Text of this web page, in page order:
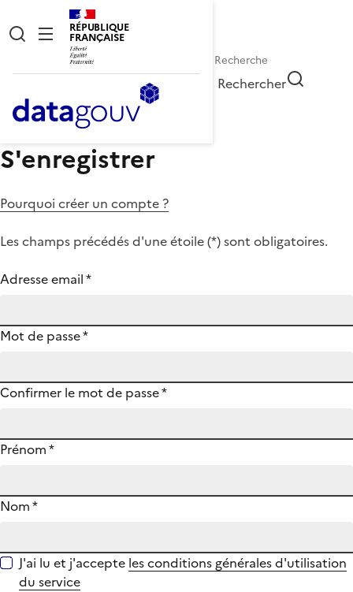
RÉPUBLIQUE
FRANÇAISE
Rechercher
S'enregistrer
Pourquoi créer un compte ?
Les champs précédés d'une étoile (*) sont obligatoires.
Adresse email*
Mot de passe*
Confirmer le mot de passe*
Prénom*
Nom*
J'ai lu et j'accepte les conditions générales d'utilisation
du service